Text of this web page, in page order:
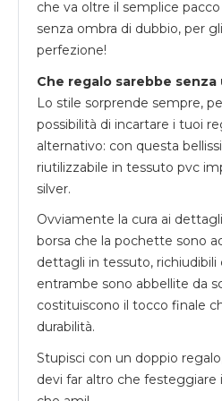
che va oltre il semplice
senza ombra di dubbio, per
perfezione!
Che regalo sarebbe
Lo stile sorprende sempre,
possibilità di incartare i tuoi
alternativo: con questa
riutilizzabile in tessuto pvc
silver.
Ovviamente la cura ai
borsa che la pochette sono
dettagli in tessuto, richiudibili
entrambe sono abbellite da
costituiscono il tocco finale
durabilità.
Stupisci con un doppio
devi far altro che festeggiare